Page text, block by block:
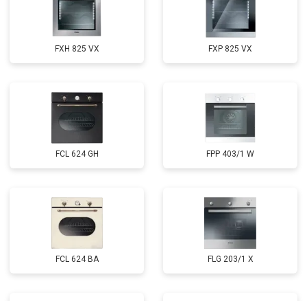
FXH 825 VX FXP 825 VX
FCL 624 GH FPP 403/1 W
FCL 624 BA FLG 203/1 X